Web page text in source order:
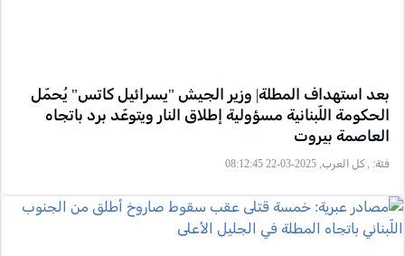
بعد استهداف المطلة| وزير الجيش "يسرائيل كاتس" يُحمّل
الحكومة اللّبنانية مسؤولية إطلاق النار ويتوعّد برد باتجاه
العاصمة بيروت
فئة: , كل العرب, 2025-03-22 08:12:45